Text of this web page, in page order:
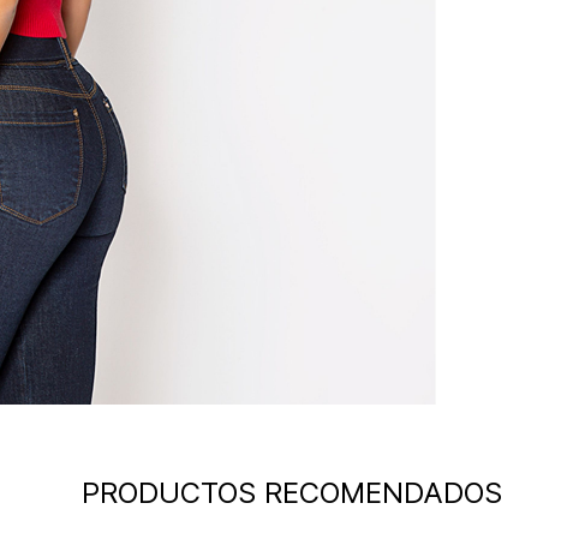
PRODUCTOS RECOMENDADOS